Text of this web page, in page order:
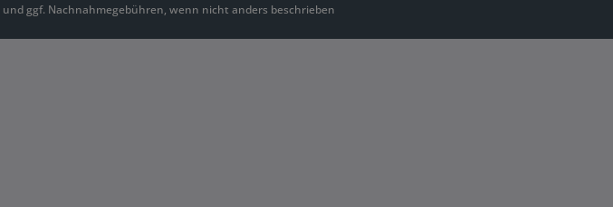
und ggf. Nachnahmegebühren, wenn nicht anders beschrieben